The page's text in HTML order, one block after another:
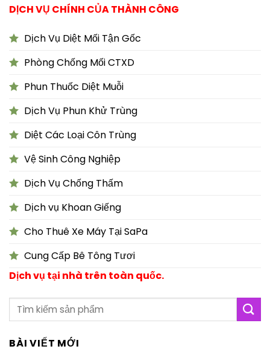
DỊCH VỤ CHÍNH CỦA THÀNH CÔNG
Dịch Vụ Diệt Mối Tận Gốc
Phòng Chống Mối CTXD
Phun Thuốc Diệt Muỗi
Dịch Vụ Phun Khử Trùng
Diệt Các Loại Côn Trùng
Vệ Sinh Công Nghiệp
Dịch Vụ Chống Thấm
Dịch vụ Khoan Giếng
Cho Thuê Xe Máy Tại SaPa
Cung Cấp Bê Tông Tươi
Dịch vụ tại nhà trên toàn quốc.
BÀI VIẾT MỚI